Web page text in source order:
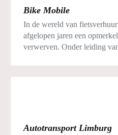
Bike Mobile
In de wereld van
afgelopen jaren een
verwerven. Onder leiding
Autotransport Limburg